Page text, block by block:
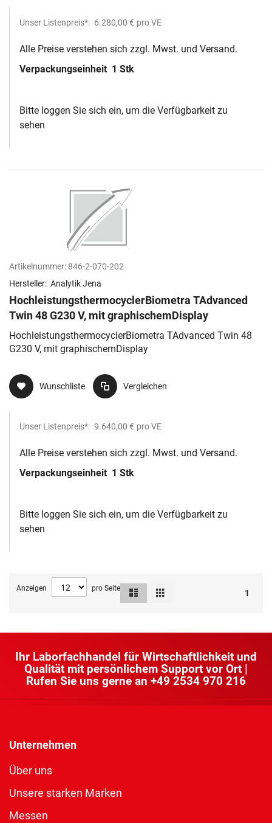
Unser Listenpreis*: 6.280,00 € pro VE
Alle Preise verstehen sich zzgl. Mwst. und Versand.
Verpackungseinheit 1 Stk
Bitte loggen Sie sich ein, um die Verfügbarkeit zu
sehen
Artikelnummer: 846-2-070-202
Hersteller: Analytik Jena
HochleistungsthermocyclerBiometra TAdvanced
Twin 48 G230 V, mit graphischemDisplay
HochleistungsthermocyclerBiometra TAdvanced Twin 48
G230 V, mit graphischemDisplay
Wunschliste Vergleichen
Unser Listenpreis*: 9.640,00 € pro VE
Alle Preise verstehen sich zzgl. Mwst. und Versand.
Verpackungseinheit 1 Stk
Bitte loggen Sie sich ein, um die Verfügbarkeit zu
sehen
Anzeigen pro Seite 1
Ansicht
Ihr Laborfachhandel für Wirtschaftlichkeit und
Qualität mit persönlichem Support vor Ort |
Rufen Sie uns gerne an +49 2534 970 216
Unternehmen
Über uns
Unsere starken Marken
Messen